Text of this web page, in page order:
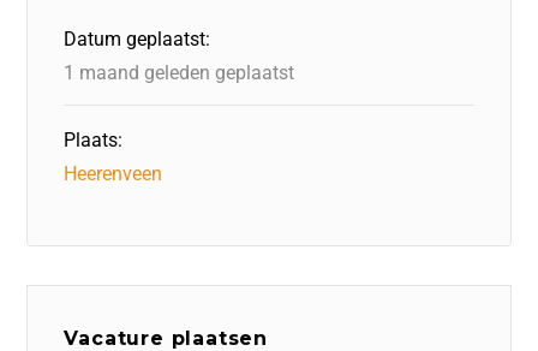
Datum geplaatst:
1 maand geleden geplaatst
Plaats:
Heerenveen
Vacature plaatsen